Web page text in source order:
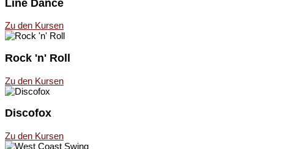
Line Dance
Zu den Kursen
Rock 'n' Roll
Zu den Kursen
Discofox
Zu den Kursen